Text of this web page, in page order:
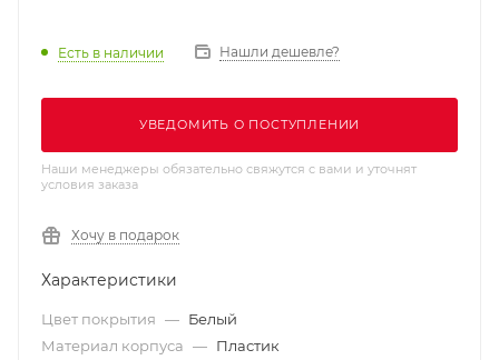
Есть в наличии Нашли дешевле?
УВЕДОМИТЬ О ПОСТУПЛЕНИИ
Наши менеджеры обязательно свяжутся с вами и уточнят
условия заказа
Хочу в подарок
Характеристики
Цвет покрытия — Белый
Материал корпуса — Пластик